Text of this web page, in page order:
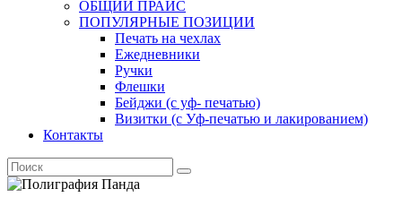
ОБЩИЙ ПРАЙС
ПОПУЛЯРНЫЕ ПОЗИЦИИ
Печать на чехлах
Ежедневники
Ручки
Флешки
Бейджи (с уф- печатью)
Визитки (с Уф-печатью и лакированием)
Контакты